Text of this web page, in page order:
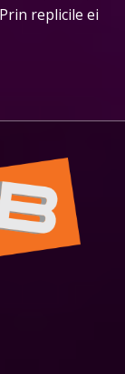
replicile ei